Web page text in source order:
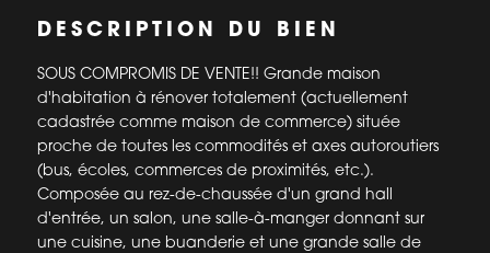
DESCRIPTION DU BIEN
SOUS COMPROMIS DE VENTE!! Grande maison
d'habitation à rénover totalement (actuellement
cadastrée comme maison de commerce) située
proche de toutes les commodités et axes autoroutiers
(bus, écoles, commerces de proximités, etc.).
Composée au rez-de-chaussée d'un grand hall
d'entrée, un salon, une salle-à-manger donnant sur
une cuisine, une buanderie et une grande salle de